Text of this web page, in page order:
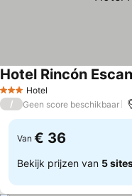
3 SterrenHotel
Hotel Rincón
/ Geen score beschikbaar
Van € 36
Bekijk prijzen van 5